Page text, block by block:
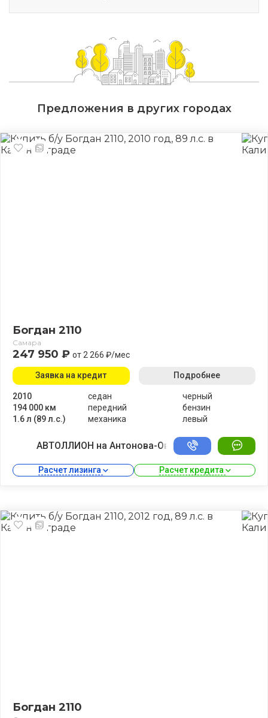
Предложения в других городах
Богдан 2110
Самара
247 950 ₽ от 2 266 ₽/мес
2010
194 000 км
1.6 л (89 л.с.)
седан
передний
механика
черный
бензин
левый
Заявка на кредит Подробнее
АВТОЛЛИОН на Антонова-Овсеенко
Расчет лизинга Расчет кредита
Богдан 2110